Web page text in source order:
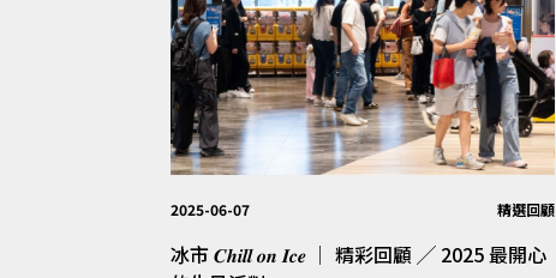
2025-06-07 精選回顧
冰市 𝑪𝒉𝒊𝒍𝒍 𝒐𝒏 𝑰𝒄𝒆 │ 精彩回顧 ╱ 2025 最開心